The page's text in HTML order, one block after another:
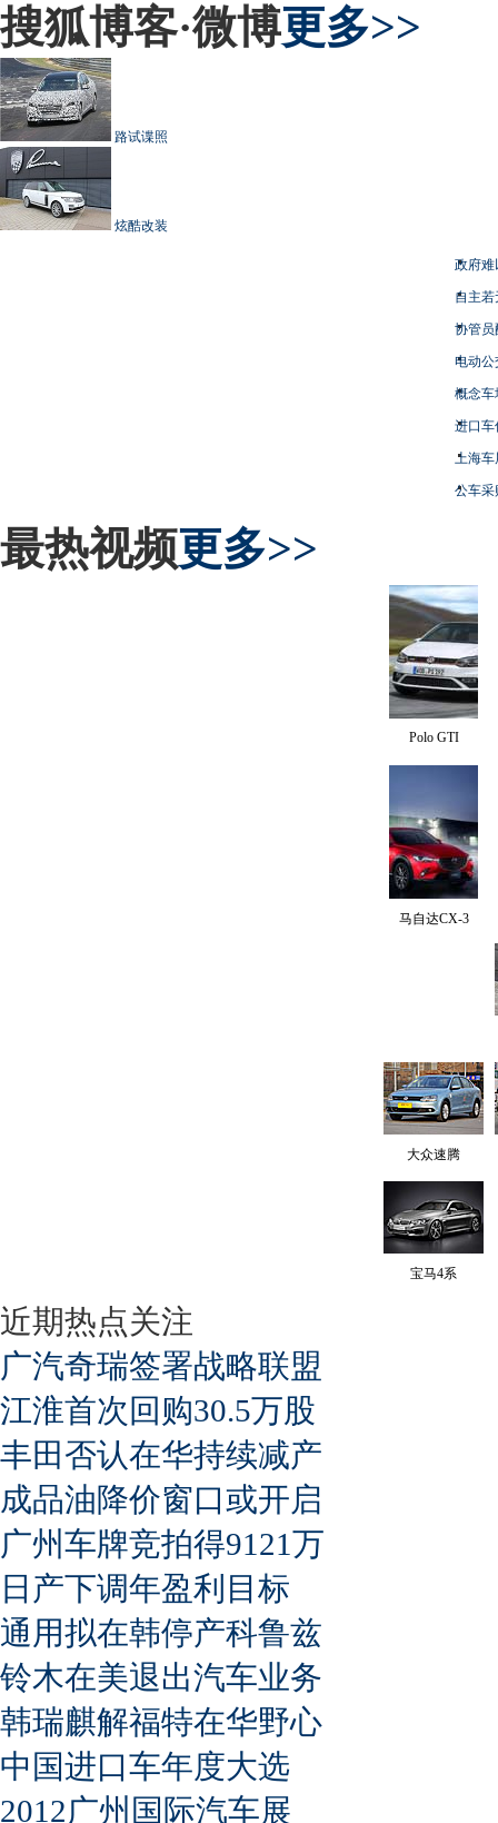
搜狐博客·微博更多>>
路试谍照
炫酷改装
政府难
自主
协管员
电动
概念车
进口车
上海
公车采
最热视频更多>>
Polo GTI
马自达CX-3
大众速腾
宝马4系
近期热点关注
广汽奇瑞签署战略联盟
江淮首次回购30.5万股
丰田否认在华持续减产
成品油降价窗口或开启
广州车牌竞拍得9121万
日产下调年盈利目标
通用拟在韩停产科鲁兹
铃木在美退出汽车业务
韩瑞麒解福特在华野心
中国进口车年度大选
2012广州国际汽车展